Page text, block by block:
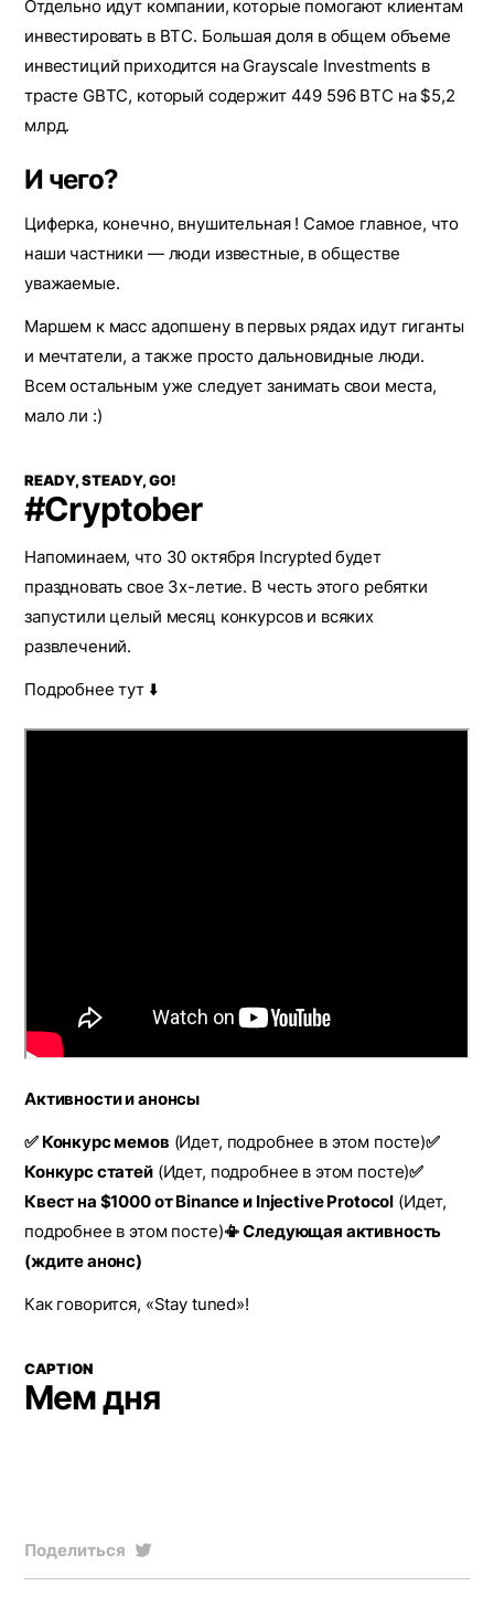
Отдельно идут компании, которые помогают клиентам
инвестировать в BTC. Большая доля в общем объеме
инвестиций приходится на Grayscale Investments в
трасте GBTC, который содержит 449 596 BTC на $5,2
млрд.
И чего?
Циферка, конечно, внушительная ! Самое главное, что
наши частники — люди известные, в обществе
уважаемые.
Маршем к масс адопшену в первых рядах идут гиганты
и мечтатели, а также просто дальновидные люди.
Всем остальным уже следует занимать свои места,
мало ли :)
READY, STEADY, GO!
#Cryptober
Напоминаем, что 30 октября Incrypted будет
праздновать свое 3х-летие. В честь этого ребятки
запустили целый месяц конкурсов и всяких
развлечений.
Подробнее тут ⬇️
Активности и анонсы
✅ Конкурс мемов (Идет, подробнее в этом посте)✅
Конкурс статей(Идет, подробнее в этом посте)✅
Квест на $1000 от Binance и Injective Protocol (Идет,
подробнее в этом посте)📳 Следующая активность
(ждите анонс)
Как говорится, «Stay tuned»!
CAPTION
Мем дня
Поделиться